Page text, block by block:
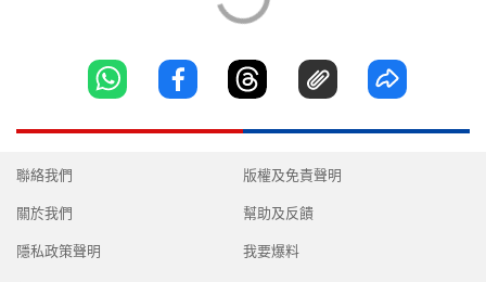
聯絡我們
關於我們
隱私政策聲明
版權及免責聲明
幫助及反饋
我要爆料